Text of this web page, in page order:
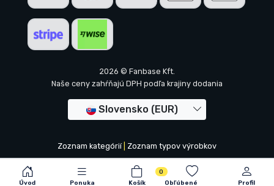
Úvod Ponuka Košík
0
Obľúbené
Profil
2026 © Fanbase Kft.
Naše ceny zahŕňajú DPH podľa krajiny dodania
Slovensko (EUR)
Zoznam kategórií| Zoznam typov výrobkov